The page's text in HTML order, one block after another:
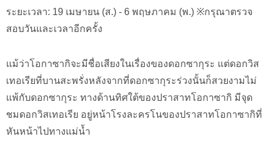
ระยะเวลา: 19 เมษายน (ส.) - 6 พฤษภาคม (พ.) ※กรุณาตรวจ
สอบวันและเวลาอีกครั้ง
แม้ว่าโอกาซากิจะมีชื่อเสียงในเรื่องของดอกซากุระ แต่ดอกวิส
เทอเรียที่บานสะพรั่งหลังจากที่ดอกซากุระร่วงนั้นก็สวยงามไม่
แพ้กับดอกซากุระ ทางด้านทิศใต้ของปราสาทโอกาซากิ มีจุด
ชมดอกวิสเทอเรีย อยู่หน้าโรงละครโนของปราสาทโอกาซากิที่
หันหน้าไปทางแม่น้ำ